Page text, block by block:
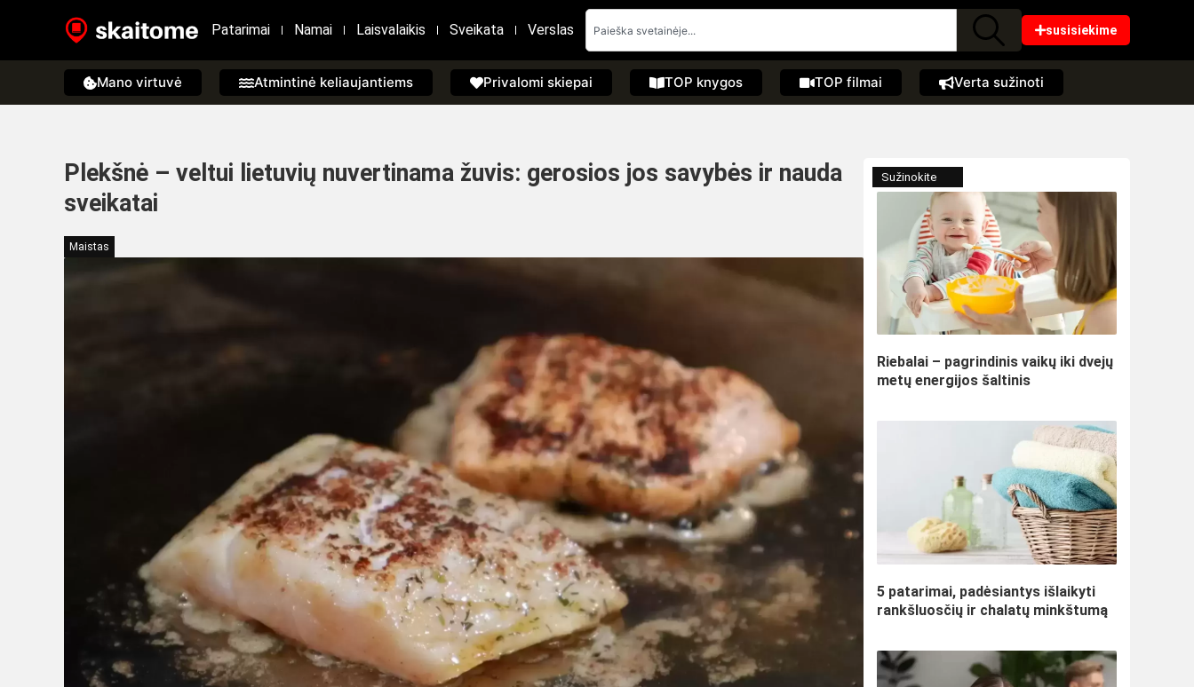
Patarimai Namai Laisvalaikis Sveikata Verslas susisiekime
Mano virtuvė Atmintinė keliaujantiems Privalomi skiepai TOP knygos TOP filmai Verta sužinoti
Plekšnė – veltui lietuvių nuvertinama žuvis: gerosios jos savybės ir nauda
sveikatai
Maistas
Sužinokite
Riebalai – pagrindinis vaikų iki dvejų
metų energijos šaltinis
5 patarimai, padėsiantys išlaikyti
rankšluosčių ir chalatų minkštumą